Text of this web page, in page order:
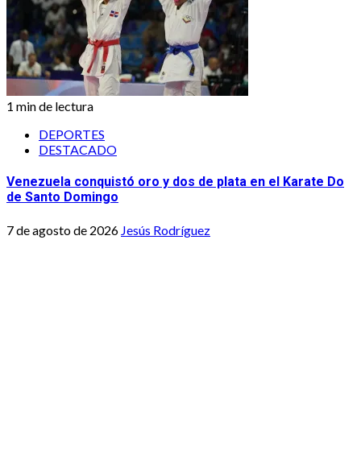
1 min de lectura
DEPORTES
DESTACADO
Venezuela conquistó oro y dos de plata en el Karate Do
de Santo Domingo
7 de agosto de 2026 Jesús Rodríguez